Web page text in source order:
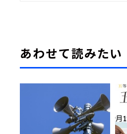
あわせて読みたい